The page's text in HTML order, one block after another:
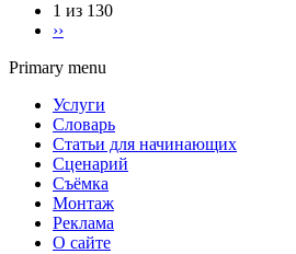
1 из 130
››
Primary menu
Услуги
Словарь
Статьи для начинающих
Сценарий
Съёмка
Монтаж
Реклама
О сайте